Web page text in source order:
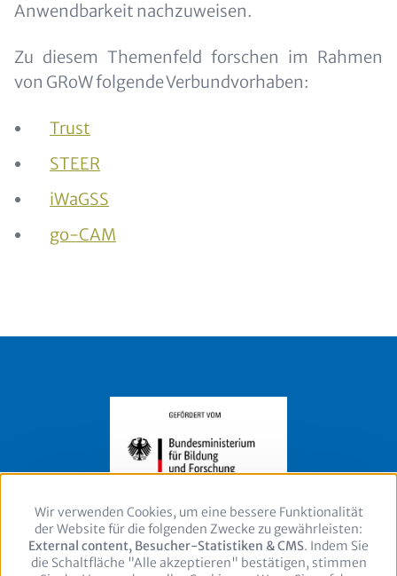
Anwendbarkeit nachzuweisen.
Zu diesem Themenfeld forschen im Rahmen
von GRoW folgende Verbundvorhaben:
Trust
STEER
iWaGSS
go-CAM
Use
of
personal
data
Wir verwenden Cookies, um eine bessere Funktionalität
der Website für die folgenden Zwecke zu gewährleisten:
External content, Besucher-Statistiken & CMS. Indem Sie
die Schaltfläche "Alle akzeptieren" bestätigen, stimmen